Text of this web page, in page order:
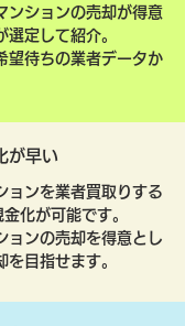
ンションの売却が得意
選定して紹介。
望待ちの業者データか
が早い
ョンを業者買取りする
化が可能です。
ョンの売却を得意とし
目指せます。